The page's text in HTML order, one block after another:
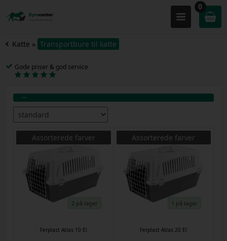
0
Katte » Transportbure til katte
Gode priser & god service
2 på lager
Ferplast Atlas 10 El
Assorterede farver
1 på lager
Ferplast Atlas 20 El
Assorterede farver